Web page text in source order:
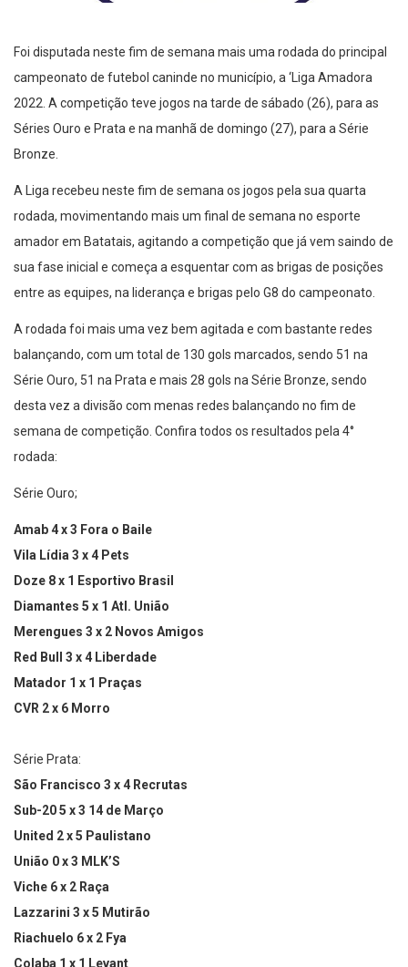
Foi disputada neste fim de semana mais uma rodada do principal
campeonato de futebol caninde no município, a ‘Liga Amadora
2022. A competição teve jogos na tarde de sábado (26), para as
Séries Ouro e Prata e na manhã de domingo (27), para a Série
Bronze.
A Liga recebeu neste fim de semana os jogos pela sua quarta
rodada, movimentando mais um final de semana no esporte
amador em Batatais, agitando a competição que já vem saindo de
sua fase inicial e começa a esquentar com as brigas de posições
entre as equipes, na liderança e brigas pelo G8 do campeonato.
A rodada foi mais uma vez bem agitada e com bastante redes
balançando, com um total de 130 gols marcados, sendo 51 na
Série Ouro, 51 na Prata e mais 28 gols na Série Bronze, sendo
desta vez a divisão com menas redes balançando no fim de
semana de competição. Confira todos os resultados pela 4°
rodada:
Série Ouro;
Amab 4 x 3 Fora o Baile ⁣
Vila Lídia 3 x 4 Pets ⁣
Doze 8 x 1 Esportivo Brasil ⁣
Diamantes 5 x 1 Atl. União ⁣
Merengues 3 x 2 Novos Amigos ⁣
Red Bull 3 x 4 Liberdade ⁣
Matador 1 x 1 Praças ⁣
CVR 2 x 6 Morro ⁣
Série Prata:⁣
São Francisco 3 x 4 Recrutas ⁣
Sub-20 5 x 3 14 de Março ⁣
United 2 x 5 Paulistano ⁣
União 0 x 3 MLK’S ⁣
Viche 6 x 2 Raça ⁣
Lazzarini 3 x 5 Mutirão ⁣
Riachuelo 6 x 2 Fya ⁣